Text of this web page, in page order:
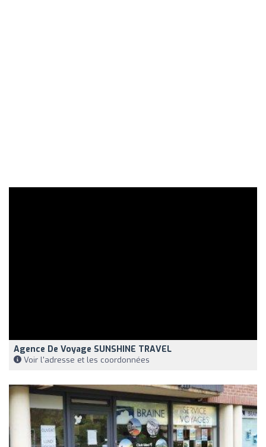
Agence De Voyage SUNSHINE TRAVEL
Voir l'adresse et les coordonnées